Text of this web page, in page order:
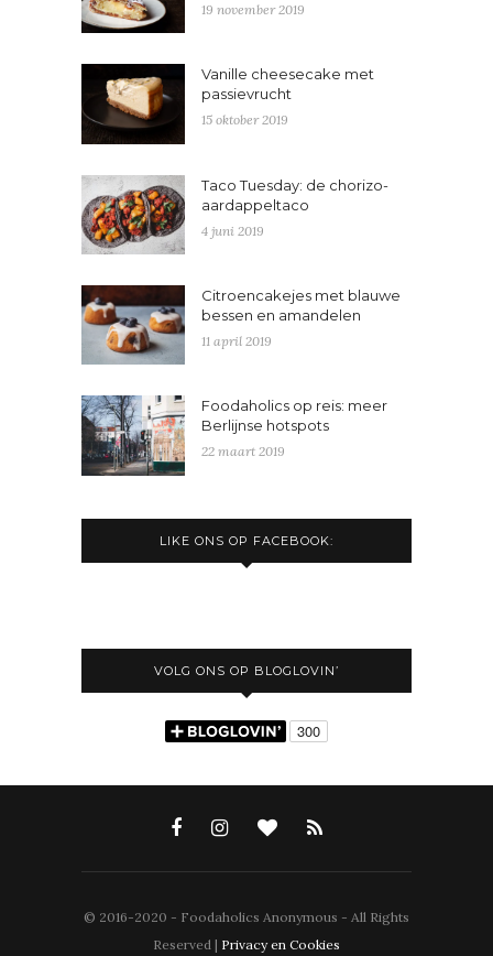
19 november 2019
Vanille cheesecake met
passievrucht
15 oktober 2019
Taco Tuesday: de chorizo-
aardappeltaco
4 juni 2019
Citroencakejes met blauwe
bessen en amandelen
11 april 2019
Foodaholics op reis: meer
Berlijnse hotspots
22 maart 2019
LIKE ONS OP FACEBOOK:
VOLG ONS OP BLOGLOVIN’
© 2016-2020 - Foodaholics Anonymous - All Rights
Reserved | Privacy en Cookies